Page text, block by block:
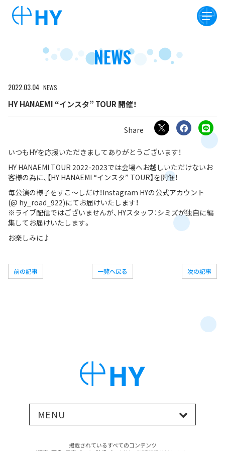
NEWS
20220304 NEWS
HY HANAEMI “インスタ” TOUR 開催！
いつもHYを応援いただきましてありがとうございます！
HY HANAEMI TOUR 2022-2023では会場へお越しいただけないお
客様の為に、【HY HANAEMI “インスタ” TOUR】を開催！
毎公演の様子をすこ〜しだけ！Instagram HYの公式アカウント
(@ hy_road_922)にてお届けいたします！
※ライブ配信ではございませんが、HYスタッフ：シミズが独自に編
集してお届けいたします。
お楽しみに♪
次の記事
一覧へ戻る
前の記事
MENU
掲載されているすべてのコンテンツ